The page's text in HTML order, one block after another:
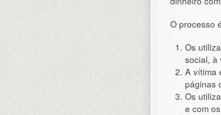
O processo
Os
social, à
A vítima
páginas
Os
e com